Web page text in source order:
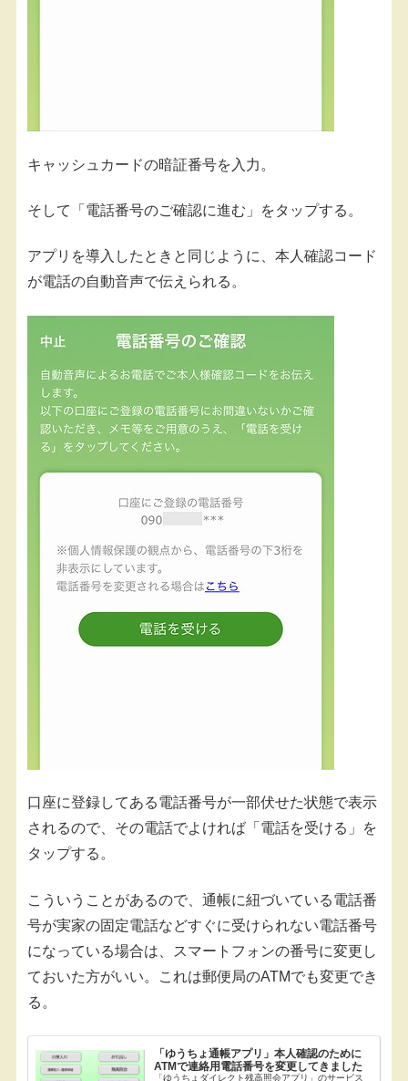
キャッシュカードの暗証番号を入力。
そして「電話番号のご確認に進む」をタップする。
アプリを導入したときと同じように、本人確認コード
が電話の自動音声で伝えられる。
口座に登録してある電話番号が一部伏せた状態で表示
されるので、その電話でよければ「電話を受ける」を
タップする。
こういうことがあるので、通帳に紐づいている電話番
号が実家の固定電話などすぐに受けられない電話番号
になっている場合は、スマートフォンの番号に変更し
ておいた方がいい。これは郵便局のATMでも変更でき
る。
「ゆうちょ通帳アプリ」本人確認のために
ATMで連絡用電話番号を変更してきました
「ゆうちょダイレクト残高照会アプリ」のサービス